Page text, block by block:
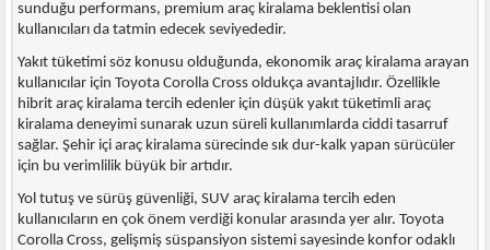
sunduğu performans, premium araç kiralama beklentisi olan
kullanıcıları da tatmin edecek seviyededir.
Yakıt tüketimi söz konusu olduğunda, ekonomik araç kiralama arayan
kullanıcılar için Toyota Corolla Cross oldukça avantajlıdır. Özellikle
hibrit araç kiralama tercih edenler için düşük yakıt tüketimli araç
kiralama deneyimi sunarak uzun süreli kullanımlarda ciddi tasarruf
sağlar. Şehir içi araç kiralama sürecinde sık dur-kalk yapan sürücüler
için bu verimlilik büyük bir artıdır.
Yol tutuş ve sürüş güvenliği, SUV araç kiralama tercih eden
kullanıcıların en çok önem verdiği konular arasında yer alır. Toyota
Corolla Cross, gelişmiş süspansiyon sistemi sayesinde konfor odaklı